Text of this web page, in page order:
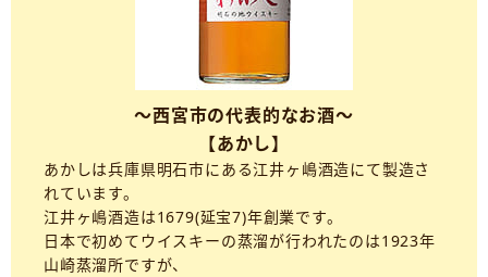
～西宮市の代表的なお酒～
【あかし】
あかしは兵庫県明石市にある江井ヶ嶋酒造にて製造さ
れています。
江井ヶ嶋酒造は1679(延宝7)年創業です。
日本で初めてウイスキーの蒸溜が行われたのは1923年
山崎蒸溜所ですが、